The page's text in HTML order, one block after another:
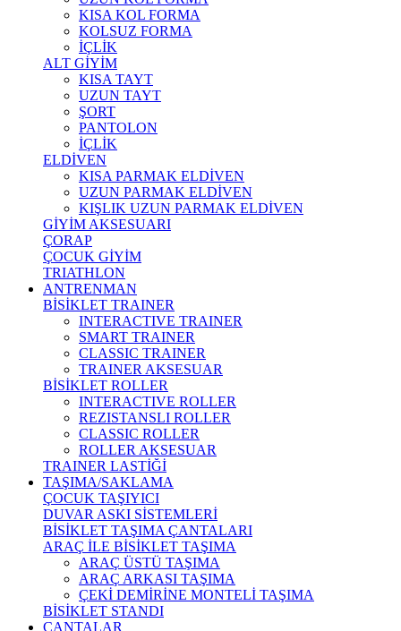
KISA KOL FORMA
KOLSUZ FORMA
İÇLİK
ALT GİYİM
KISA TAYT
UZUN TAYT
ŞORT
PANTOLON
İÇLİK
ELDİVEN
KISA PARMAK ELDİVEN
UZUN PARMAK ELDİVEN
KIŞLIK UZUN PARMAK ELDİVEN
GİYİM AKSESUARI
ÇORAP
ÇOCUK GİYİM
TRIATHLON
ANTRENMAN
BİSİKLET TRAINER
INTERACTIVE TRAINER
SMART TRAINER
CLASSIC TRAINER
TRAINER AKSESUAR
BİSİKLET ROLLER
INTERACTIVE ROLLER
REZISTANSLI ROLLER
CLASSIC ROLLER
ROLLER AKSESUAR
TRAINER LASTİĞİ
TAŞIMA/SAKLAMA
ÇOCUK TAŞIYICI
DUVAR ASKI SİSTEMLERİ
BİSİKLET TAŞIMA ÇANTALARI
ARAÇ İLE BİSİKLET TAŞIMA
ARAÇ ÜSTÜ TAŞIMA
ARAÇ ARKASI TAŞIMA
ÇEKİ DEMİRİNE MONTELİ TAŞIMA
BİSİKLET STANDI
ÇANTALAR